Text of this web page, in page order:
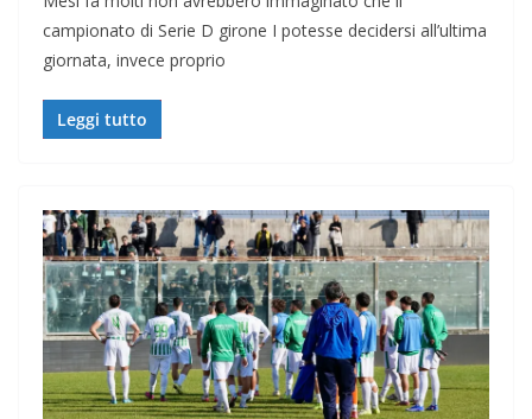
campionato di Serie D girone I potesse decidersi all’ultima
giornata, invece proprio
Leggi tutto